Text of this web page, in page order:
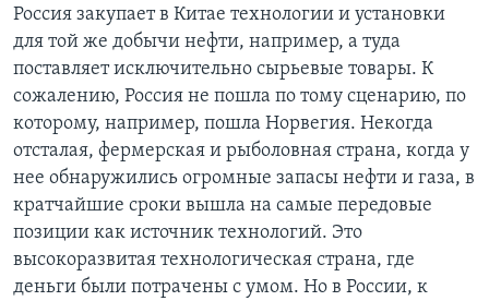
Россия закупает в Китае технологии и установки
для той же добычи нефти, например, а туда
поставляет исключительно сырьевые товары. К
сожалению, Россия не пошла по тому сценарию, по
которому, например, пошла Норвегия. Некогда
отсталая, фермерская и рыболовная страна, когда у
нее обнаружились огромные запасы нефти и газа, в
кратчайшие сроки вышла на самые передовые
позиции как источник технологий. Это
высокоразвитая технологическая страна, где
деньги были потрачены с умом. Но в России, к